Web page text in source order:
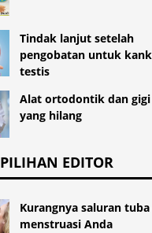
Tindak lanjut setelah
pengobatan untuk
testis
Alat ortodontik dan gigi
yang hilang
PILIHAN EDITOR
Kurangnya saluran
menstruasi Anda